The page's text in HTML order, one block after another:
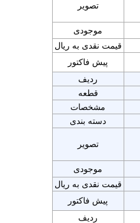
تصویر
موجودی
قیمت نقدی به ریال
پیش فاکتور
ردیف
قطعه
مشخصات
دسته بندی
تصویر
موجودی
قیمت نقدی به ریال
پیش فاکتور
ردیف